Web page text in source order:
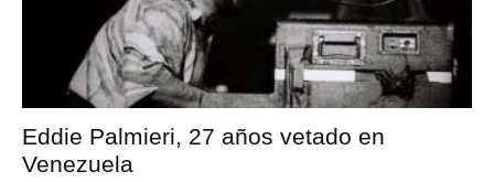
Eddie Palmieri, 27 años vetado en
Venezuela